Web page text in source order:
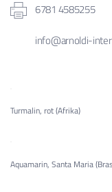
6781 4585255
info@arnoldi-
Turmalin, rot (Afrika)
Aquamarin, Santa Maria